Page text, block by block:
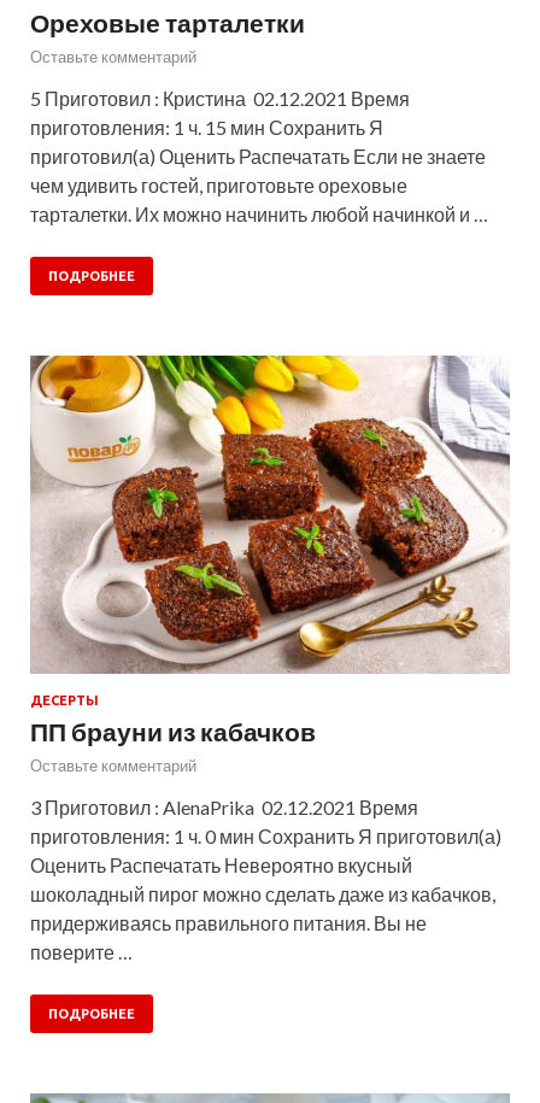
Ореховые тарталетки
Оставьте комментарий
5 Приготовил : Кристина 02.12.2021 Время
приготовления: 1 ч. 15 мин Сохранить Я
приготовил(а) Оценить Распечатать Если не знаете
чем удивить гостей, приготовьте ореховые
тарталетки. Их можно начинить любой начинкой и …
ПОДРОБНЕЕ
ДЕСЕРТЫ
ПП брауни из кабачков
Оставьте комментарий
3 Приготовил : AlenaPrika 02.12.2021 Время
приготовления: 1 ч. 0 мин Сохранить Я приготовил(а)
Оценить Распечатать Невероятно вкусный
шоколадный пирог можно сделать даже из кабачков,
придерживаясь правильного питания. Вы не
поверите …
ПОДРОБНЕЕ